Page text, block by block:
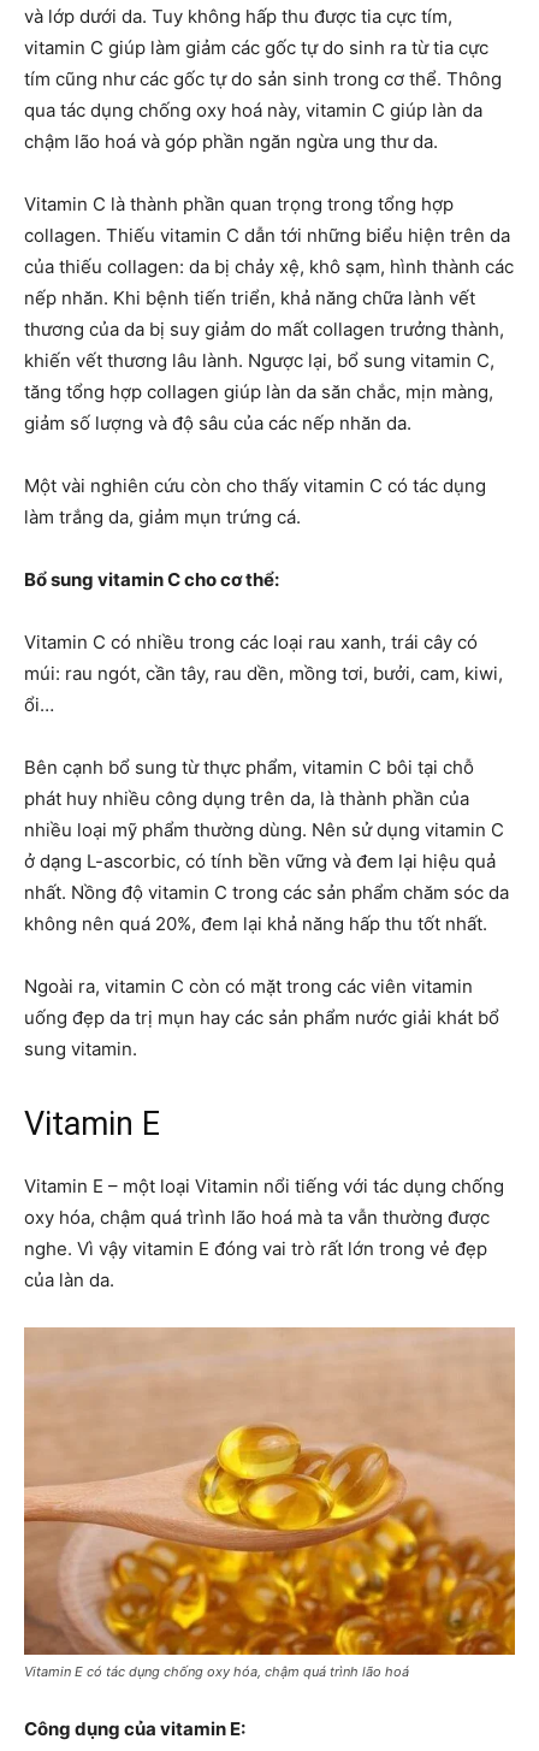
và lớp dưới da. Tuy không hấp thu được tia cực tím,
vitamin C giúp làm giảm các gốc tự do sinh ra từ tia cực
tím cũng như các gốc tự do sản sinh trong cơ thể. Thông
qua tác dụng chống oxy hoá này, vitamin C giúp làn da
chậm lão hoá và góp phần ngăn ngừa ung thư da.
Vitamin C là thành phần quan trọng trong tổng hợp
collagen. Thiếu vitamin C dẫn tới những biểu hiện trên da
của thiếu collagen: da bị chảy xệ, khô sạm, hình thành các
nếp nhăn. Khi bệnh tiến triển, khả năng chữa lành vết
thương của da bị suy giảm do mất collagen trưởng thành,
khiến vết thương lâu lành. Ngược lại, bổ sung vitamin C,
tăng tổng hợp collagen giúp làn da săn chắc, mịn màng,
giảm số lượng và độ sâu của các nếp nhăn da.
Một vài nghiên cứu còn cho thấy vitamin C có tác dụng
làm trắng da, giảm mụn trứng cá.
Bổ sung vitamin C cho cơ thể:
Vitamin C có nhiều trong các loại rau xanh, trái cây có
múi: rau ngót, cần tây, rau dền, mồng tơi, bưởi, cam, kiwi,
ổi…
Bên cạnh bổ sung từ thực phẩm, vitamin C bôi tại chỗ
phát huy nhiều công dụng trên da, là thành phần của
nhiều loại mỹ phẩm thường dùng. Nên sử dụng vitamin C
ở dạng L-ascorbic, có tính bền vững và đem lại hiệu quả
nhất. Nồng độ vitamin C trong các sản phẩm chăm sóc da
không nên quá 20%, đem lại khả năng hấp thu tốt nhất.
Ngoài ra, vitamin C còn có mặt trong các viên vitamin
uống đẹp da trị mụn hay các sản phẩm nước giải khát bổ
sung vitamin.
Vitamin E
Vitamin E – một loại Vitamin nổi tiếng với tác dụng chống
oxy hóa, chậm quá trình lão hoá mà ta vẫn thường được
nghe. Vì vậy vitamin E đóng vai trò rất lớn trong vẻ đẹp
của làn da.
Vitamin E có tác dụng chống oxy hóa, chậm quá trình lão hoá
Công dụng của vitamin E: